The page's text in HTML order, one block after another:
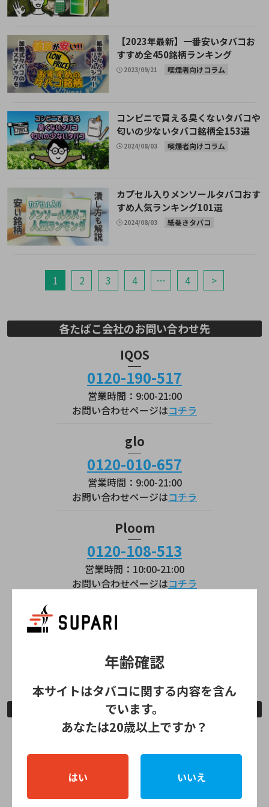
【2023年最新】一番安いタバコお
すすめ全450銘柄ランキング
2023/09/21 喫煙者向けコラム
コンビニで買える臭くないタバコや
匂いの少ないタバコ銘柄全153選
2024/08/03 喫煙者向けコラム
カプセル入りメンソールタバコおす
すめ人気ランキング101選
2024/08/03 紙巻きタバコ
1 2 3 4 … 4 >
各たばこ会社のお問い合わせ先
IQOS
0120-190-517
営業時間：9:00-21:00
お問い合わせページはコチラ
glo
0120-010-657
営業時間：9:00-21:00
お問い合わせページはコチラ
Ploom
0120-108-513
営業時間：10:00-21:00
お問い合わせページはコチラ
lil HYBRID
0120-111-041
営業時間：9:00～21:00
お問い合わせページは
公式ストア情報
IQOSコーナー
全国のPloom Shop
年齢確認
本サイトはタバコに関する内容を含ん
でいます。
あなたは20歳以上ですか？
はい いいえ